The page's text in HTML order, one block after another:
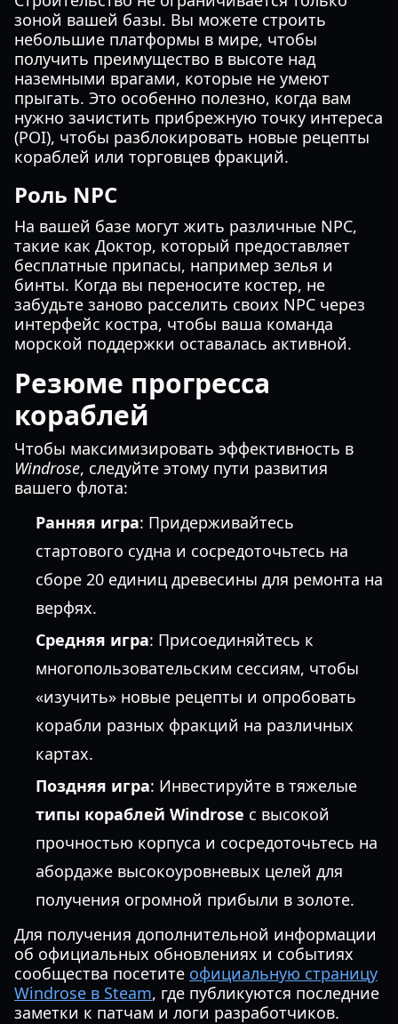
зоной вашей базы. Вы можете строить
небольшие платформы в мире, чтобы
получить преимущество в высоте над
наземными врагами, которые не умеют
прыгать. Это особенно полезно, когда вам
нужно зачистить прибрежную точку интереса
(POI), чтобы разблокировать новые рецепты
кораблей или торговцев фракций.
Роль NPC
На вашей базе могут жить различные NPC,
такие как Доктор, который предоставляет
бесплатные припасы, например зелья и
бинты. Когда вы переносите костер, не
забудьте заново расселить своих NPC через
интерфейс костра, чтобы ваша команда
морской поддержки оставалась активной.
Резюме прогресса
кораблей
Чтобы максимизировать эффективность в
Windrose, следуйте этому пути развития
вашего флота:
Ранняя игра: Придерживайтесь
стартового судна и сосредоточьтесь на
сборе 20 единиц древесины для ремонта на
верфях.
Средняя игра: Присоединяйтесь к
многопользовательским сессиям, чтобы
«изучить» новые рецепты и опробовать
корабли разных фракций на различных
картах.
Поздняя игра: Инвестируйте в тяжелые
типы кораблей Windrose с высокой
прочностью корпуса и сосредоточьтесь на
абордаже высокоуровневых целей для
получения огромной прибыли в золоте.
Для получения дополнительной информации
об официальных обновлениях и событиях
сообщества посетите официальную страницу
Windrose в Steam, где публикуются последние
заметки к патчам и логи разработчиков.